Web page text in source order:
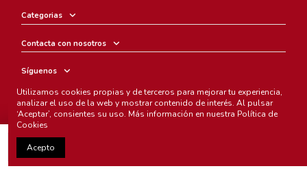
Categorias
Contacta con nosotros
Síguenos
Boletín
Chunichi Comics
Utilizamos cookies propias y de terceros para mejorar tu experiencia,
analizar el uso de la web y mostrar contenido de interés. Al pulsar
‘Aceptar’, consientes su uso. Más información en nuestra Política de
Cookies
Acepto